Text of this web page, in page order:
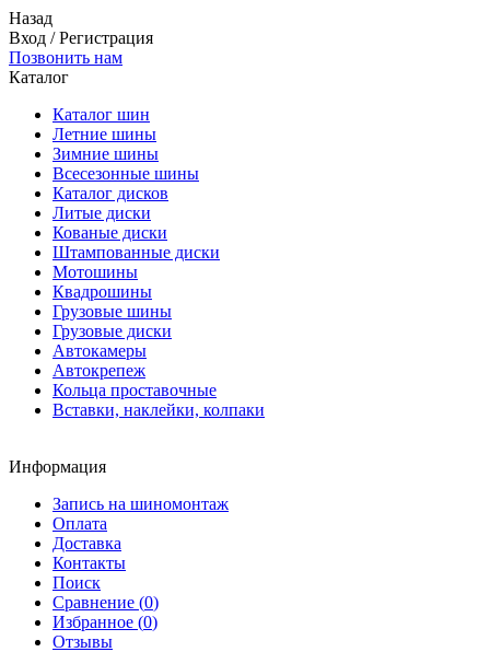
Назад
Вход /Регистрация
Позвонить нам
Каталог
Каталог шин
Летние шины
Зимние шины
Всесезонные шины
Каталог дисков
Литые диски
Кованые диски
Штампованные диски
Мотошины
Квадрошины
Грузовые шины
Грузовые диски
Автокамеры
Автокрепеж
Кольца проставочные
Вставки, наклейки, колпаки
Информация
Запись на шиномонтаж
Оплата
Доставка
Контакты
Поиск
Сравнение (0)
Избранное (0)
Отзывы